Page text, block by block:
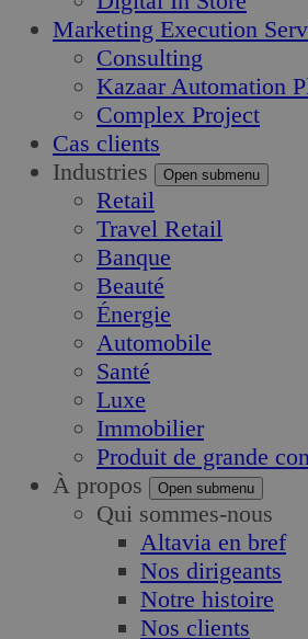
Marketing Execution
Consulting
Kazaar Automation
Complex Project
Cas clients
Industries
Open submenu
Retail
Travel Retail
Banque
Beauté
Énergie
Automobile
Santé
Luxe
Immobilier
Produit de grande
À propos
Open submenu
Qui sommes-nous
Altavia en bref
Nos dirigeants
Notre histoire
Nos clients